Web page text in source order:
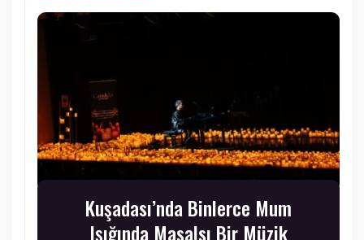
Kuşadası’nda Binlerce Mum
Işığında Masalsı Bir Müzik